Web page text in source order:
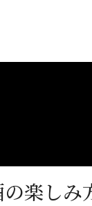
楽しみ